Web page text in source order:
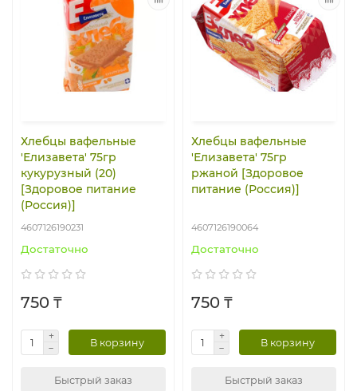
Хлебцы вафельные
'Елизавета' 75гр
кукурузный (20)
[Здоровое питание
(Россия)]
4607126190231
Достаточно
750 ₸
В корзину
Быстрый заказ
Хлебцы вафельные
'Елизавета' 75гр
ржаной [Здоровое
питание (Россия)]
4607126190064
Достаточно
750 ₸
В корзину
Быстрый заказ